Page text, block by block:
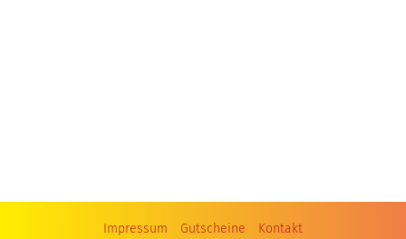
Impressum Gutscheine Kontakt